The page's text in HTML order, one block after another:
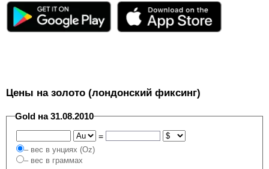
Цены на золото (лондонский фиксинг)
Gold на 31.08.2010
=
– вес в унциях (Oz)
– вес в граммах